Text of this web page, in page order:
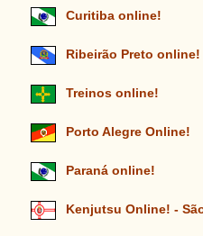
Curitiba online!
Ribeirão Preto online!
Treinos online!
Porto Alegre Online!
Paraná online!
Kenjutsu Online! -